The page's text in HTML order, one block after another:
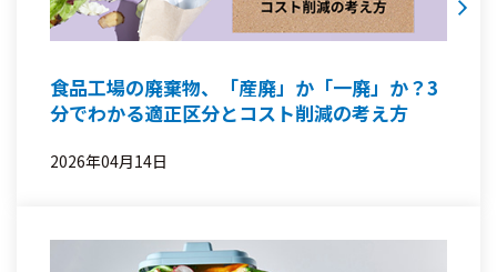
食品工場の廃棄物、「産廃」か「一廃」か？3
分でわかる適正区分とコスト削減の考え方
2026年04月14日